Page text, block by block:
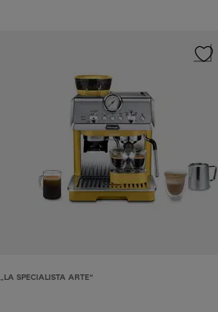
„LA SPECIALISTA ARTE“